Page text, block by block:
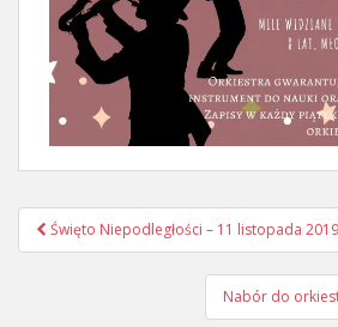
Nawigacja
postu
Święto Niepodległości – 11 listopada
Nabór do